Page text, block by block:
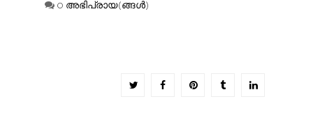
0 അഭിപ്രായ(ങ്ങള്‍)